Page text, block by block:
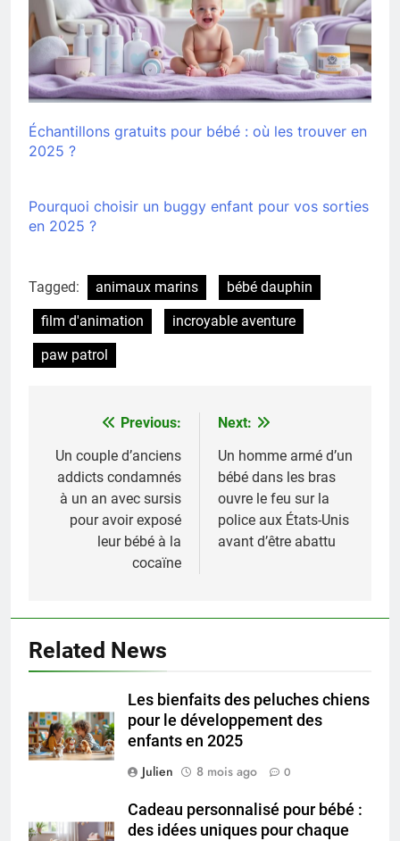
Échantillons gratuits pour bébé : où les trouver en
2025 ?
Pourquoi choisir un buggy enfant pour vos sorties
en 2025 ?
Tagged: animaux marins
bébé dauphin
film d'animation
incroyable aventure
paw patrol
Navigation
de
l’article
Previous:
Un couple d’anciens
addicts condamnés
à un an avec sursis
pour avoir exposé
leur bébé à la
cocaïne
Next:
Un homme armé d’un
bébé dans les bras
ouvre le feu sur la
police aux États-Unis
avant d’être abattu
Related News
Les bienfaits des peluches chiens
pour le développement des
enfants en 2025
Julien
8 mois ago 0
Cadeau personnalisé pour bébé :
des idées uniques pour chaque